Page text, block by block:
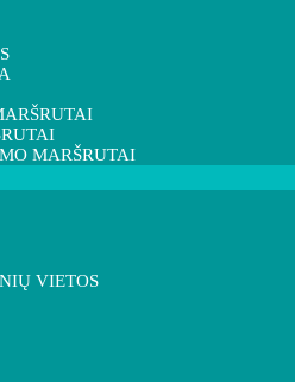
MARŠRUTAI
VIETOS